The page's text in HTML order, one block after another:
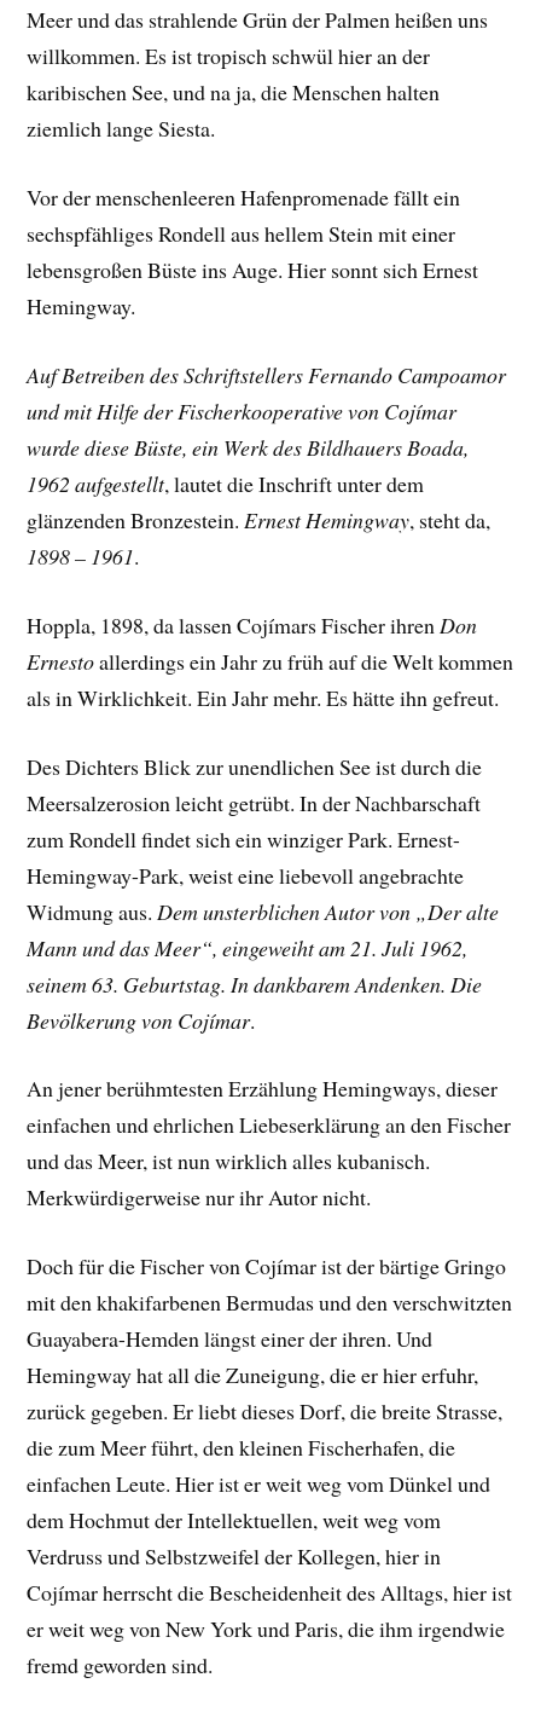
Meer und das strahlende Grün der Palmen heißen uns
willkommen. Es ist tropisch schwül hier an der
karibischen See, und na ja, die Menschen halten
ziemlich lange Siesta.
Vor der menschenleeren Hafenpromenade fällt ein
sechspfähliges Rondell aus hellem Stein mit einer
lebensgroßen Büste ins Auge. Hier sonnt sich Ernest
Hemingway.
Auf Betreiben des Schriftstellers Fernando Campoamor
und mit Hilfe der Fischerkooperative von Cojímar
wurde diese Büste, ein Werk des Bildhauers Boada,
1962 aufgestellt, lautet die Inschrift unter dem
glänzenden Bronzestein.Ernest Hemingway, steht da,
1898 – 1961.
Hoppla, 1898, da lassen Cojímars Fischer ihren Don
Ernestoallerdings ein Jahr zu früh auf die Welt kommen
als in Wirklichkeit. Ein Jahr mehr. Es hätte ihn gefreut.
Des Dichters Blick zur unendlichen See ist durch die
Meersalzerosion leicht getrübt. In der Nachbarschaft
zum Rondell findet sich ein winziger Park. Ernest-
Hemingway-Park, weist eine liebevoll angebrachte
Widmung aus. Dem unsterblichen Autor von „Der alte
Mann und das Meer“, eingeweiht am 21. Juli 1962,
seinem 63. Geburtstag. In dankbarem Andenken. Die
Bevölkerung von Cojímar.
An jener berühmtesten Erzählung Hemingways, dieser
einfachen und ehrlichen Liebeserklärung an den Fischer
und das Meer, ist nun wirklich alles kubanisch.
Merkwürdigerweise nur ihr Autor nicht.
Doch für die Fischer von Cojímar ist der bärtige Gringo
mit den khakifarbenen Bermudas und den verschwitzten
Guayabera-Hemden längst einer der ihren. Und
Hemingway hat all die Zuneigung, die er hier erfuhr,
zurück gegeben. Er liebt dieses Dorf, die breite Strasse,
die zum Meer führt, den kleinen Fischerhafen, die
einfachen Leute. Hier ist er weit weg vom Dünkel und
dem Hochmut der Intellektuellen, weit weg vom
Verdruss und Selbstzweifel der Kollegen, hier in
Cojímar herrscht die Bescheidenheit des Alltags, hier ist
er weit weg von New York und Paris, die ihm irgendwie
fremd geworden sind.